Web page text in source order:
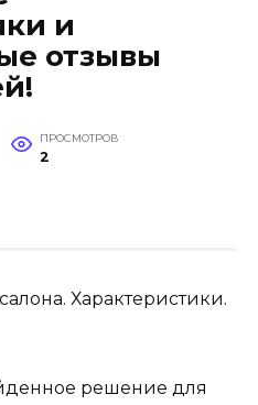
и
отзывы
ПРОСМОТРОВ
2
решение для